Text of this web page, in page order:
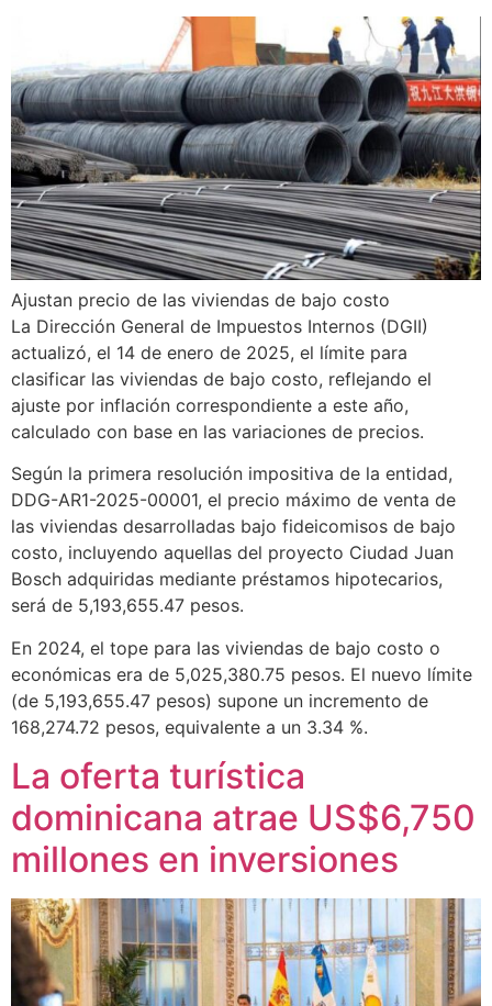
Ajustan precio de las viviendas de bajo costo
La Dirección General de Impuestos Internos (DGII)
actualizó, el 14 de enero de 2025, el límite para
clasificar las viviendas de bajo costo, reflejando el
ajuste por inflación correspondiente a este año,
calculado con base en las variaciones de precios.
Según la primera resolución impositiva de la entidad,
DDG-AR1-2025-00001, el precio máximo de venta de
las viviendas desarrolladas bajo fideicomisos de bajo
costo, incluyendo aquellas del proyecto Ciudad Juan
Bosch adquiridas mediante préstamos hipotecarios,
será de 5,193,655.47 pesos.
En 2024, el tope para las viviendas de bajo costo o
económicas era de 5,025,380.75 pesos. El nuevo límite
(de 5,193,655.47 pesos) supone un incremento de
168,274.72 pesos, equivalente a un 3.34 %.
La oferta turística
dominicana atrae US$6,750
millones en inversiones